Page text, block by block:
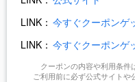
LINK： 今すぐクーポンゲ
LINK： 今すぐクーポンゲ
クーポンの内容や利用条件
ご利用前に必ず公式サイトや